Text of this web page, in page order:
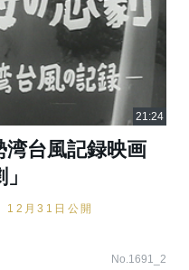
湾台風記録映画
月31日公開
No.1691_2